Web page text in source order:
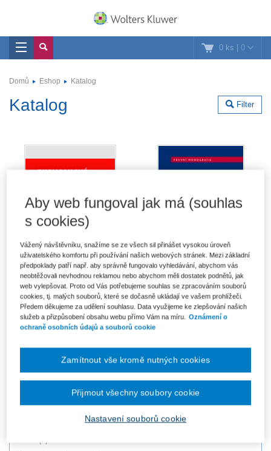
0 ks | 0
Domů Eshop Katalog
Filter
Katalog
Ekonomické základy práva, 2.
vydání
Od 289 Kč
Zrušení a zánik obchodní
korporace s likvidací. 2. vydání
Od 723 Kč
Produkty
Aby web fungoval jak má (souhlas
s cookies)
Vážený návštěvníku, snažíme se ze všech sil přinášet vysokou úroveň
uživatelského komfortu při používání našich webových stránek. Mezi základní
předpoklady patří např. aby správně fungovalo vyhledávání, abychom vás
neobtěžovali nevhodnou reklamou nebo abychom měli dostatek podnětů, jak
web vylepšovat. Proto od Vás potřebujeme souhlas se zpracováním souborů
cookies, tj. malých souborů, které se dočasně ukládají ve vašem prohlížeči.
Předem děkujeme za udělení souhlasu. Data využijeme ke zlepšování našich
služeb a přizpůsobení obsahu webu přímo Vám na míru.
Oznámení o
ochraně osobních údajů a souborů cookie
Nastavení souborů cookie
Zamítnout vše kromě nutných cookies
Přijmout všechny soubory cookie